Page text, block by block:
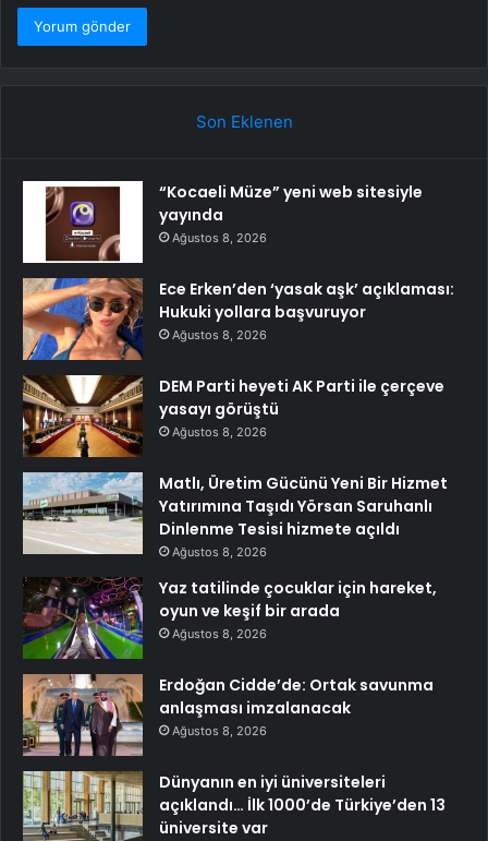
Son Eklenen
“Kocaeli Müze” yeni web sitesiyle
yayında
Ağustos 8, 2026
Ece Erken’den ‘yasak aşk’ açıklaması:
Hukuki yollara başvuruyor
Ağustos 8, 2026
DEM Parti heyeti AK Parti ile çerçeve
yasayı görüştü
Ağustos 8, 2026
Matlı, Üretim Gücünü Yeni Bir Hizmet
Yatırımına Taşıdı Yörsan Saruhanlı
Dinlenme Tesisi hizmete açıldı
Ağustos 8, 2026
Yaz tatilinde çocuklar için hareket,
oyun ve keşif bir arada
Ağustos 8, 2026
Erdoğan Cidde’de: Ortak savunma
anlaşması imzalanacak
Ağustos 8, 2026
Dünyanın en iyi üniversiteleri
açıklandı… İlk 1000’de Türkiye’den 13
üniversite var